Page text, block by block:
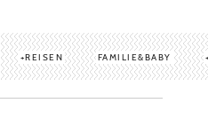
REISEN FAMILIE&BABY